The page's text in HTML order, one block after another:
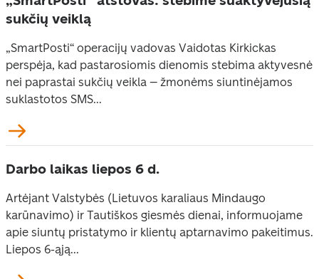
sukčių veiklą
„SmartPosti“ operacijų vadovas Vaidotas Kirkickas
perspėja, kad pastarosiomis dienomis stebima aktyvesnė
nei paprastai sukčių veikla – žmonėms siuntinėjamos
suklastotos SMS...
Darbo laikas liepos 6 d.
Artėjant Valstybės (Lietuvos karaliaus Mindaugo
karūnavimo) ir Tautiškos giesmės dienai, informuojame
apie siuntų pristatymo ir klientų aptarnavimo pakeitimus.
Liepos 6-ąją...